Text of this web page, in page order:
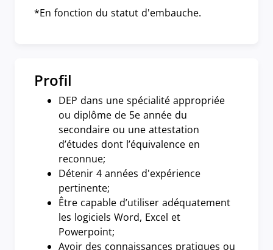
*En fonction du statut d'embauche.
Profil
DEP dans une spécialité appropriée
ou diplôme de 5e année du
secondaire ou une attestation
d’études dont l’équivalence en
reconnue;
Détenir 4 années d'expérience
pertinente;
Être capable d’utiliser adéquatement
les logiciels Word, Excel et
Powerpoint;
Avoir des connaissances pratiques ou